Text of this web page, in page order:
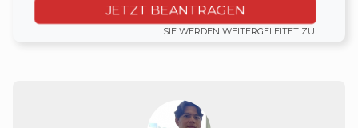
JETZT BEANTRAGEN
SIE WERDEN WEITERGELEITET ZU